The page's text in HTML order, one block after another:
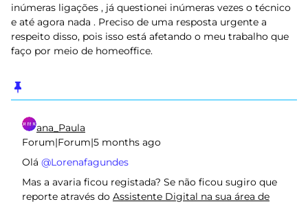
inúmeras ligações , já questionei inúmeras vezes o técnico
e até agora nada . Preciso de uma resposta urgente a
respeito disso, pois isso está afetando o meu trabalho que
faço por meio de homeoffice.
ana_Paula
Forum|Forum|5 months ago
Olá ​ @Lorenafagundes
Mas a avaria ficou registada? Se não ficou sugiro que
reporte através do Assistente Digital na sua área de